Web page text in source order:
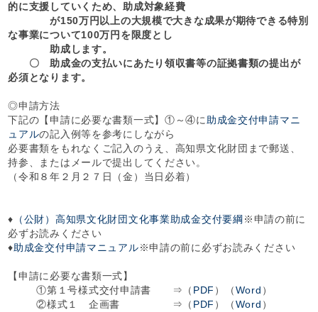
的に支援していくため、助成対象経費
が150万円以上の大規模で大きな成果が期待できる特別
な事業について100万円を限度とし
助成します。
〇 助成金の支払いにあたり領収書等の証拠書類の提出が
必須となります。
◎申請方法
下記の【申請に必要な書類一式】①～④に 助成金交付申請マニ
ュアルの記入例等を参考にしながら
必要書類をもれなくご記入のうえ、高知県文化財団まで郵送、
持参、またはメールで提出してください。
（令和８年２月２７日（金）当日必着）
♦ （公財）高知県文化財団文化事業助成金交付要綱 ※申請の前に
必ずお読みください
♦助成金交付申請マニュアル※申請の前に必ずお読みください
【申請に必要な書類一式】
①第１号様式交付申請書 ⇒（ PDF ）（Word ）
②様式１ 企画書 ⇒（ PDF ）（Word ）